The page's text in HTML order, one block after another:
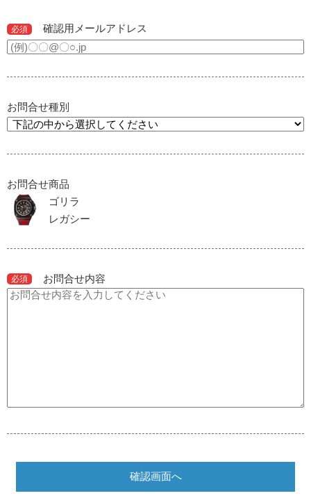
必須 確認用メールアドレス
お問合せ種別
お問合せ商品
ゴリラ
レガシー
必須 お問合せ内容